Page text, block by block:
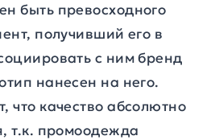
быть превосходного
получивший его в
с ним бренд
нанесен на него.
что качество абсолютно
т.к. промоодежда